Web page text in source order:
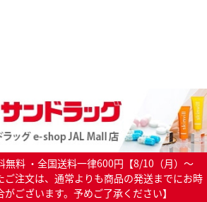
無料 ・全国送料一律600円【8/10（月）～
注文は、通常よりも商品の発送までにお時
ございます。予めご了承ください】